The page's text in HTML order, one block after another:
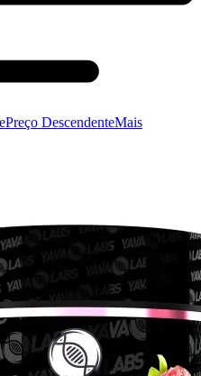
Preço DescendenteMais